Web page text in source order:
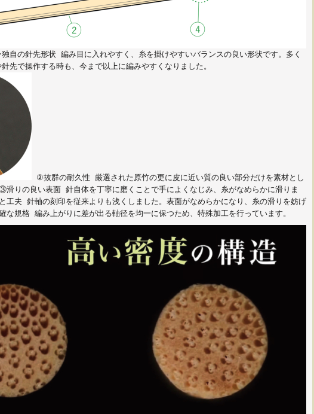
自の針先形状 編み目に入れやすく、糸を掛けやすいバランスの良い形状です。多く
先で操作する時も、今まで以上に編みやすくなりました。
②抜群の耐久性 厳選された原竹の更に皮に近い質の良い部分だけを素材とし
りの良い表面 針自体を丁寧に磨くことで手によくなじみ、糸がなめらかに滑りま
夫 針軸の刻印を従来よりも浅くしました。表面がなめらかになり、糸の滑りを妨げ
規格 編み上がりに差が出る軸径を均一に保つため、特殊加工を行っています。